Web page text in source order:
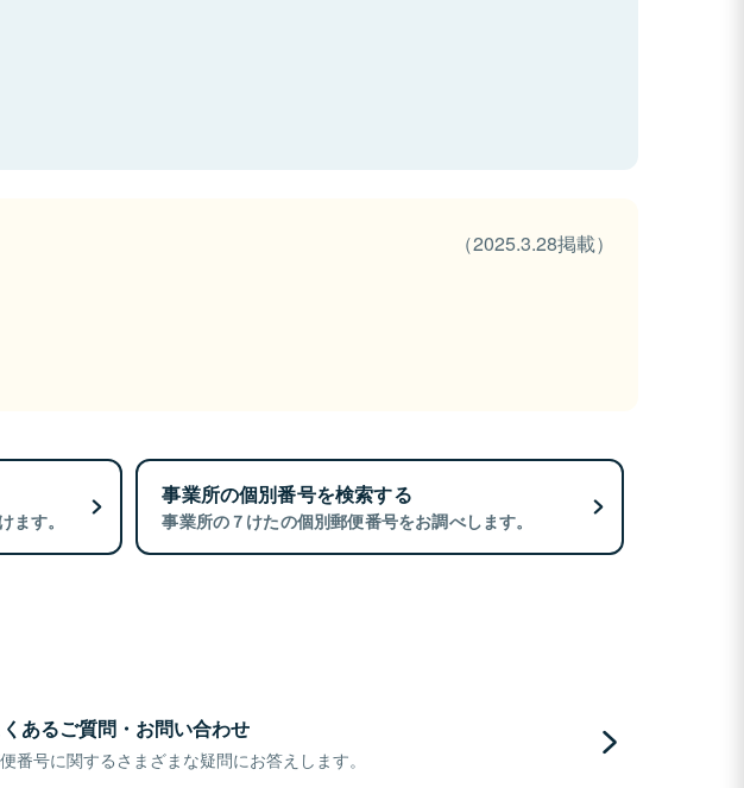
（2025.3.28掲載）
す。
事業所の個別番号を検索する
事業所の７けたの個別郵便番号をお調べします。
あるご質問・お問い合わせ
番号に関するさまざまな疑問にお答えします。